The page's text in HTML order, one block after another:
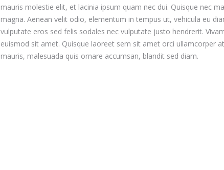
mauris molestie elit, et lacinia ipsum quam nec dui. Quisque nec
magna. Aenean velit odio, elementum in tempus ut, vehicula eu
vulputate eros sed felis sodales nec vulputate justo hendrerit.
euismod sit amet. Quisque laoreet sem sit amet orci ullamcorper
mauris, malesuada quis ornare accumsan, blandit sed diam.